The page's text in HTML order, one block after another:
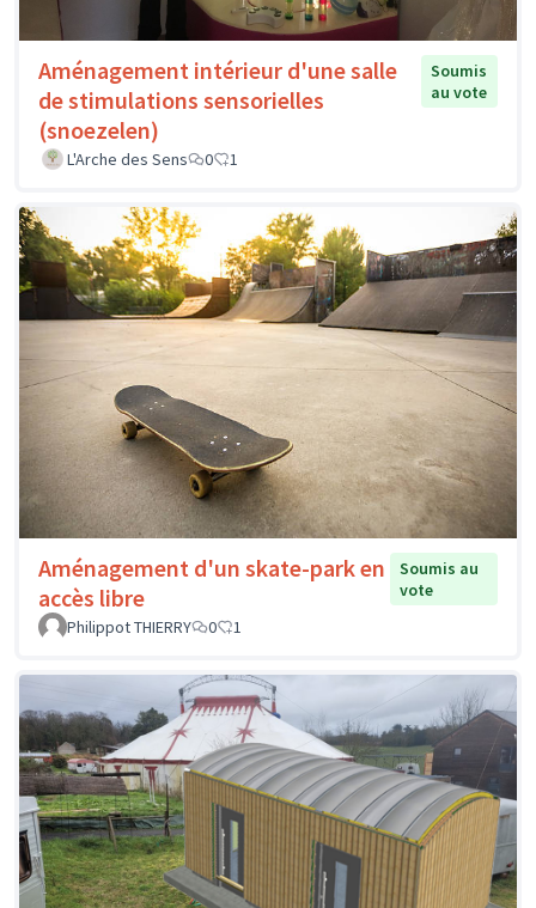
Aménagement intérieur d'une salle
de stimulations sensorielles
(snoezelen)
Soumis
au vote
L'Arche des Sens 0 1
Aménagement d'un skate-park en
accès libre
Soumis au
vote
Philippot THIERRY
0 1